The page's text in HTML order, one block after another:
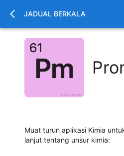
JADUAL BERKALA
Muat turun aplikasi Kimia
lanjut tentang unsur kimia: